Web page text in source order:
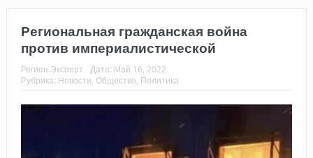
Региональная гражданская война
против империалистической
Регион.Эксперт Дата: Май 16, 2022
Рубрика: Новости Общество Политика